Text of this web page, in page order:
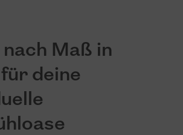
Maß in
deine